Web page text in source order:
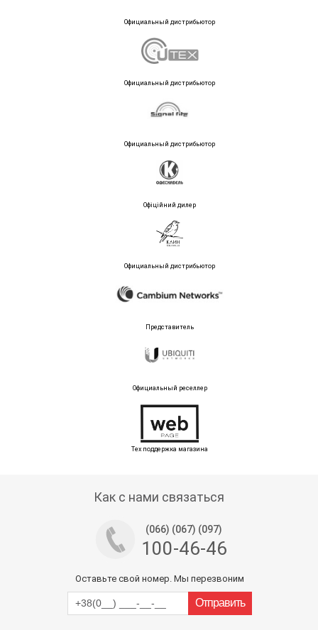
Официальный дистрибьютор
Официальный дистрибьютор
Официальный дистрибьютор
Офіційний дилер
Официальный дистрибьютор
Представитель
Официальный реселлер
Тех поддержка магазина
Как с нами связаться
(066) (067) (097)
100-46-46
Оставьте свой номер. Мы перезвоним